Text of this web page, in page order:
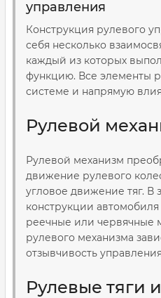
управления
Конструкция рулевого
себя несколько
каждый из которых
функцию. Все элементы
системе и напрямую
Рулевой
Рулевой механизм
движение рулевого
угловое движение тяг. В
конструкции
реечные или червячные
рулевого механизма
отзывчивость
Рулевые тяги